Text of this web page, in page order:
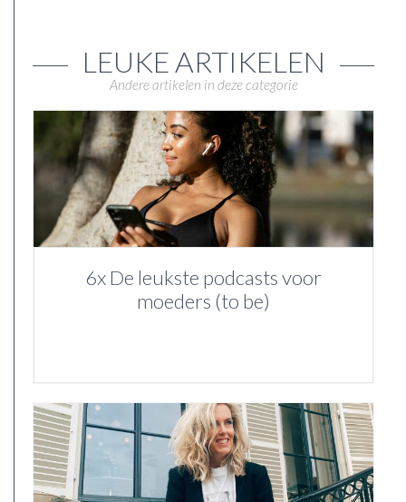
LEUKE ARTIKELEN
Andere artikelen in deze categorie
6x De leukste podcasts voor
moeders (to be)